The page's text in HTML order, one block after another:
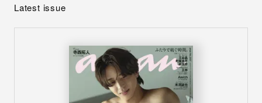
Latest issue